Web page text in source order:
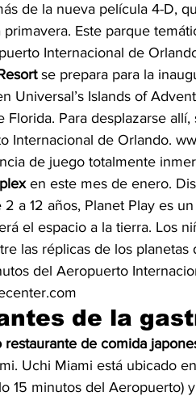
de la nueva película 4-D,
Este parque
Internacional de
se prepara para la
Universal’s Islands of
Florida. Para desplazarse
Internacional de Orlando.
de juego totalmente
en este mes de enero.
a 12 años, Planet Play es
el espacio a la tierra. Los
las réplicas de los
del Aeropuerto
de la
de comida
Uchi Miami está ubicado
15 minutos del Aeropuerto)